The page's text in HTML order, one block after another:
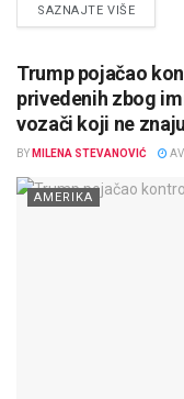
SAZNAJTE VIŠEDETAILS
Trump pojačao
privedenih zbog
vozači koji ne
BY MILENA STEVANOVIĆ
AMERIKA